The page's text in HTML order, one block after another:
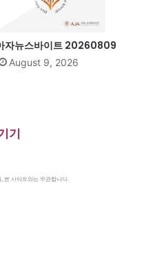
자뉴스바이트 20260809
August 9, 2026
기
본 사이트와는 무관합니다.